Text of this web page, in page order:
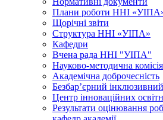
Плани роботи ННІ
Щорічні звіти
Структура ННІ «УІПА»
Кафедри
Вчена рада ННІ "УІПА"
Науково-методична комісія
Академічна доброчесність
Безбар’єрний інклюзивний
Центр інноваційних
Результати оцінювання